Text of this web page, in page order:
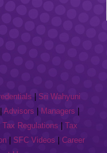
Sri Wahyuni
Advisors Managers
Tax Regulations
Tax
SFC Videos
Career